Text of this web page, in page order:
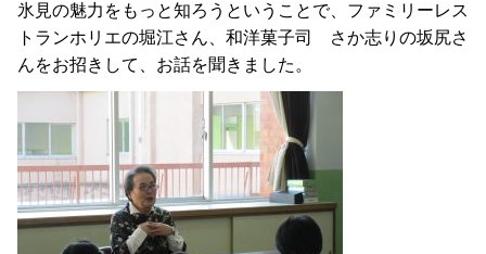
氷見の魅力をもっと知ろうということで、ファミリーレス
トランホリエの堀江さん、和洋菓子司 さか志りの坂尻さ
んをお招きして、お話を聞きました。